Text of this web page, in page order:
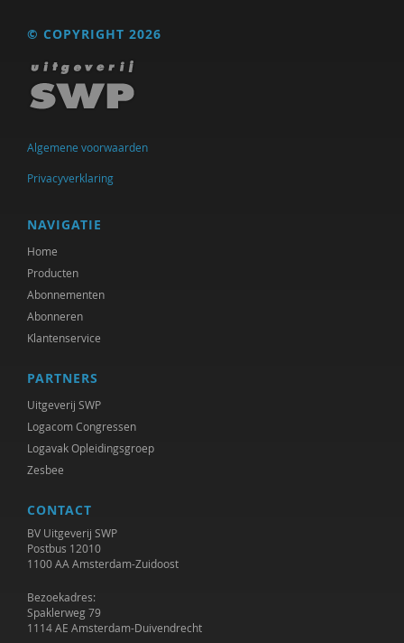
Eelke de Jong
Peter de Lange
Sam de Nijs
Michiel de Ronde
Marcel de Rooij
Delphine De Smet
Anettte de Valk
Maurice de van der Schueren
Imar de Vries
Ineke de Vries
Govert- Jan de Vrieze
Frans de Waal
© COPYRIGHT 2026
Algemene voorwaarden
Privacyverklaring
NAVIGATIE
Home
Producten
Abonnementen
Abonneren
Klantenservice
PARTNERS
Uitgeverij SWP
Logacom Congressen
Logavak Opleidingsgroep
Zesbee
CONTACT
BV Uitgeverij SWP
Postbus 12010
1100 AA Amsterdam-Zuidoost
Bezoekadres:
Spaklerweg 79
1114 AE Amsterdam-Duivendrecht